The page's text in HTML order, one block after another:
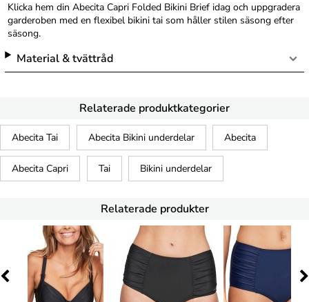
Klicka hem din Abecita Capri Folded Bikini Brief idag och uppgradera
garderoben med en flexibel bikini tai som håller stilen säsong efter
säsong.
Material & tvättråd
Relaterade produktkategorier
Abecita Tai Abecita Bikini underdelar Abecita
Abecita Capri Tai Bikini underdelar
Relaterade produkter